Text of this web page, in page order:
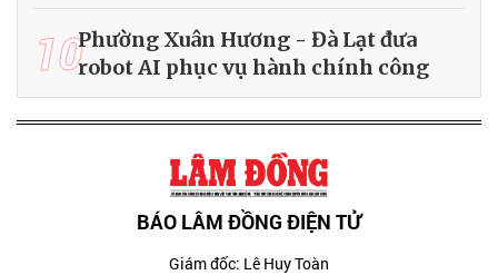
10Phường Xuân Hương - Đà Lạt đưa
robot AI phục vụ hành chính công
BÁO LÂM ĐỒNG ĐIỆN TỬ
Giám đốc: Lê Huy Toàn